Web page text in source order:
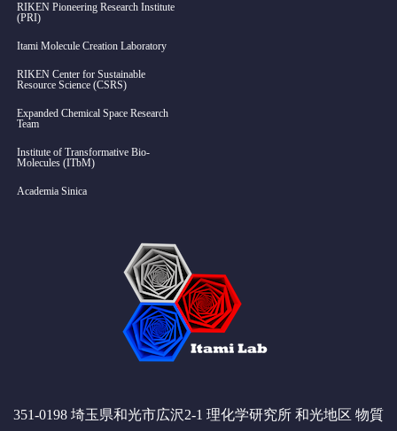
RIKEN Pioneering Research Institute
(PRI)
Itami Molecule Creation Laboratory
RIKEN Center for Sustainable
Resource Science (CSRS)
Expanded Chemical Space Research
Team
Institute of Transformative Bio-
Molecules (ITbM)
Academia Sinica
351-0198 埼玉県和光市広沢2-1 理化学研究所 和光地区 物質